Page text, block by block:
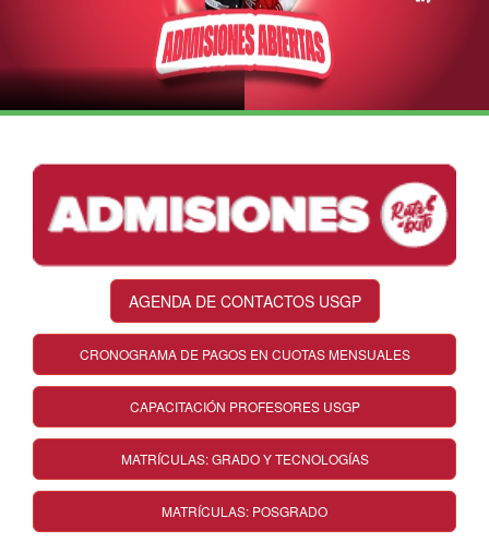
AGENDA DE CONTACTOS USGP
CRONOGRAMA DE PAGOS EN CUOTAS MENSUALES
CAPACITACIÓN PROFESORES USGP
MATRÍCULAS: GRADO Y TECNOLOGÍAS
MATRÍCULAS: POSGRADO